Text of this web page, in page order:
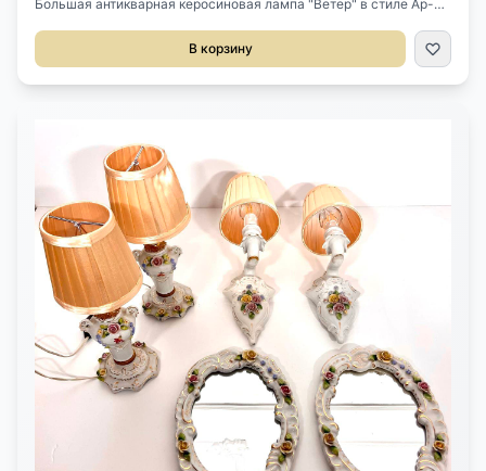
Большая антикварная керосиновая лампа "Ветер" в стиле Ар-
Оригинальный стеклянный плафон. Ажурное литье в виде
забавной сцены, как ветер сдувает человека с зонтиком. Размер
В корзину